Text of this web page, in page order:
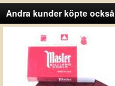
Andra kunder köpte också